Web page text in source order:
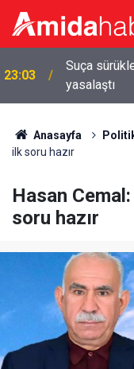
23:03
Suça
yasalaştı
Anasayfa
ilk soru hazır
Hasan
soru hazır